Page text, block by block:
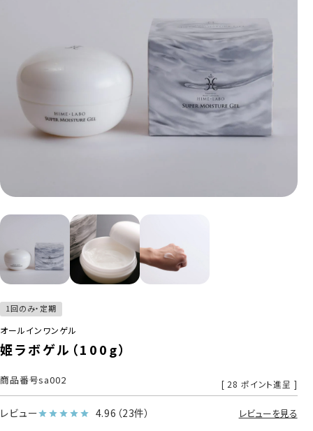
1回のみ・定期
オールインワンゲル
姫ラボゲル（100g）
商品番号sa002 [ 28 ポイント進呈 ]
レビュー 4.96 （23件） レビューを見る